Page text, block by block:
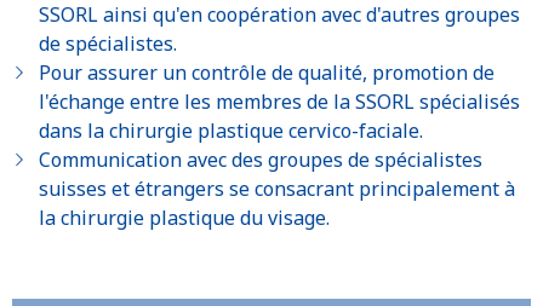
SSORL ainsi qu'en coopération avec d'autres groupes
de spécialistes.
Pour assurer un contrôle de qualité, promotion de
l'échange entre les membres de la SSORL spécialisés
dans la chirurgie plastique cervico-faciale.
Communication avec des groupes de spécialistes
suisses et étrangers se consacrant principalement à
la chirurgie plastique du visage.